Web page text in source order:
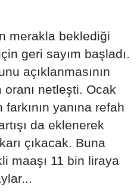
merakla beklediği
geri sayım başladı.
açıklanmasının
oranı netleşti. Ocak
yanına refah
da eklenerek
çıkacak. Buna
maaşı 11 bin liraya